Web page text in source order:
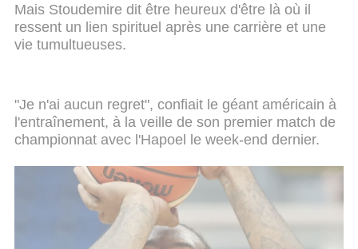
Mais Stoudemire dit être heureux d'être là où il
ressent un lien spirituel après une carrière et une
vie tumultueuses.
"Je n'ai aucun regret", confiait le géant américain à
l'entraînement, à la veille de son premier match de
championnat avec l'Hapoel le week-end dernier.